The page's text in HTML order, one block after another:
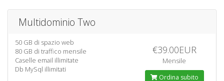
Multidominio Two
50 GB di spazio web
80 GB di traffico mensile
Caselle email illimitate
Db MySql illimitati
€39.00EUR
Mensile
Ordina subito